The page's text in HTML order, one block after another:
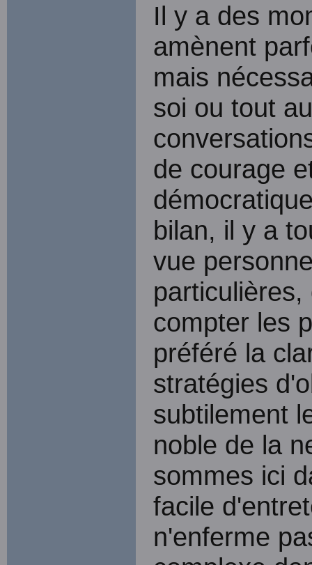
Il y a des
amènent
mais
soi ou tout
de courage
bilan, il y a
vue
compter les
préféré la
stratégies
subtilement
noble de la
sommes ici
facile
n'enferme